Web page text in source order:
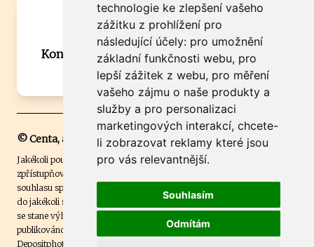
technologie ke zlepšení vašeho
zážitku z prohlížení pro
následující účely: pro umožnění
základní funkčnosti webu, pro
lepší zážitek z webu, pro měření
vašeho zájmu o naše produkty a
služby a pro personalizaci
marketingových interakcí, chcete-
li zobrazovat reklamy které jsou
pro vás relevantnější.
Souhlasím
Odmítám
Máte zajímavou informaci? Chcete
spolupracovat?
Kontaktujte šéfredaktora Martina Chalupu:
chalupa@ctidoma.cz
© Centa, a.s.
Jakékoli použití obsahu včetně převzetí, šíření či dalšího užití a
zpřístupňování textových či obrazových materiálů bez písemného
souhlasu společnosti Centa,a.s. je zakázáno. Čtenář svým přihlášením
do jakékoli soutěže na našem webu dává souhlas s tím, že v případě, že
se stane výhercem této soutěže, může být jeho jméno na webu
publikováno. Centa, a.s. využívala licenci ČTK a využívá fotografie z
Depositphotos